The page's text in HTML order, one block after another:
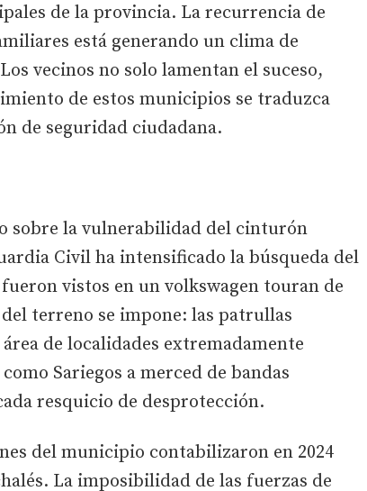
de la provincia. La recurrencia de
está generando un clima de
vecinos no solo lamentan el suceso,
de estos municipios se traduzca
de seguridad ciudadana.
sobre la vulnerabilidad del cinturón
Civil ha intensificado la búsqueda del
vistos en un volkswagen touran de
terreno se impone: las patrullas
de localidades extremadamente
Sariegos a merced de bandas
resquicio de desprotección.
del municipio contabilizaron en 2024
La imposibilidad de las fuerzas de